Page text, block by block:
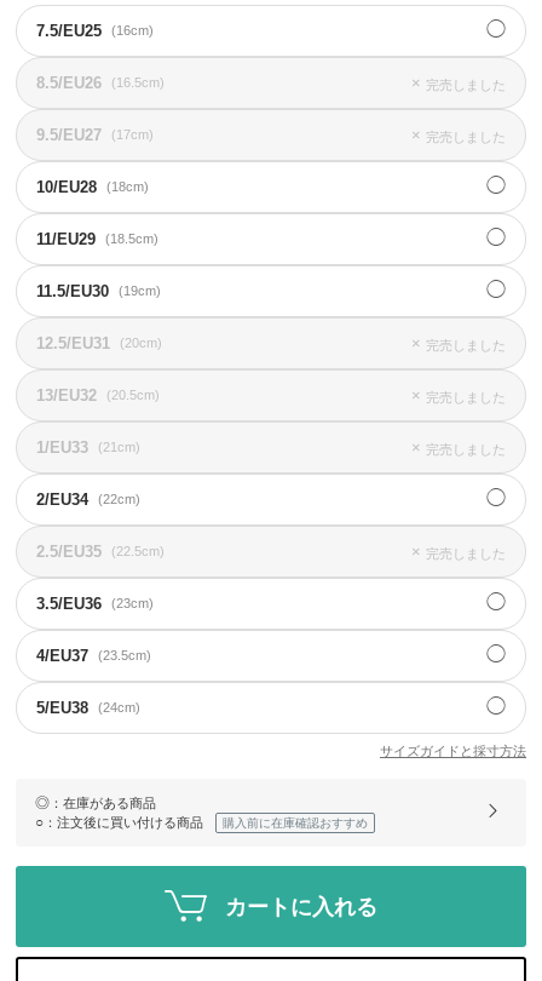
7.5/EU25 (16cm) ◯
8.5/EU26 (16.5cm) × 完売しました
9.5/EU27 (17cm) × 完売しました
10/EU28 (18cm) ◯
11/EU29 (18.5cm) ◯
11.5/EU30 (19cm) ◯
12.5/EU31 (20cm) × 完売しました
13/EU32 (20.5cm) × 完売しました
1/EU33 (21cm) × 完売しました
2/EU34 (22cm) ◯
2.5/EU35 (22.5cm) × 完売しました
3.5/EU36 (23cm) ◯
4/EU37 (23.5cm) ◯
5/EU38 (24cm) ◯
サイズガイドと採寸方法
◎ ：在庫がある商品
○ ：注文後に買い付ける商品 購入前に在庫確認おすすめ
カートに入れる